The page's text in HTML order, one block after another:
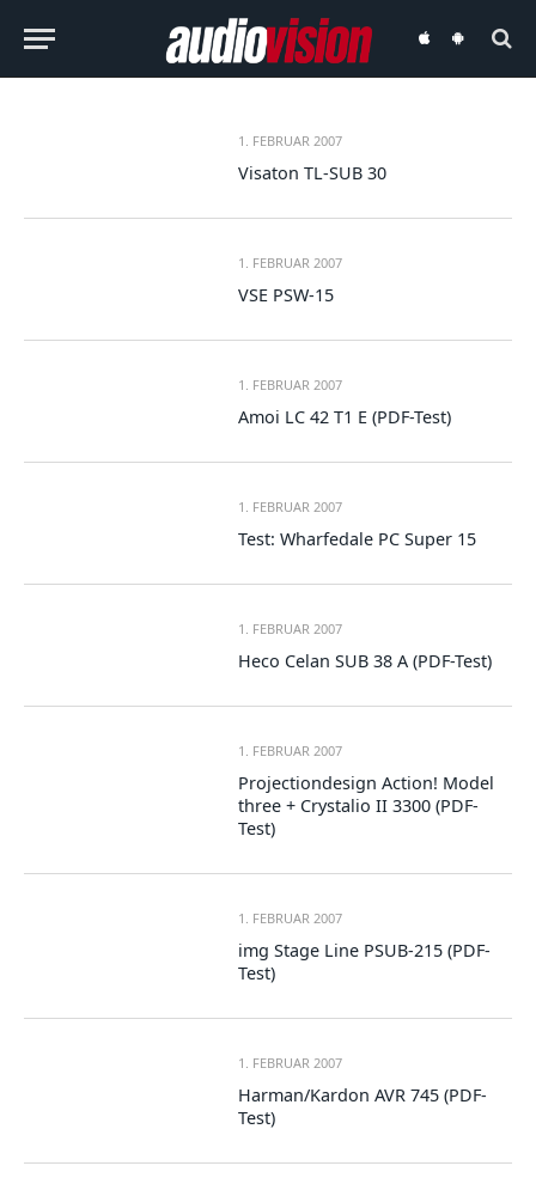
audiovisionaudiovision
1. FEBRUAR 2007
Visaton TL-SUB 30
1. FEBRUAR 2007
VSE PSW-15
1. FEBRUAR 2007
Amoi LC 42 T1 E (PDF-Test)
1. FEBRUAR 2007
Test: Wharfedale PC Super 15
1. FEBRUAR 2007
Heco Celan SUB 38 A (PDF-Test)
1. FEBRUAR 2007
Projectiondesign Action! Model
three + Crystalio II 3300 (PDF-
Test)
1. FEBRUAR 2007
img Stage Line PSUB-215 (PDF-
Test)
1. FEBRUAR 2007
Harman/Kardon AVR 745 (PDF-
Test)